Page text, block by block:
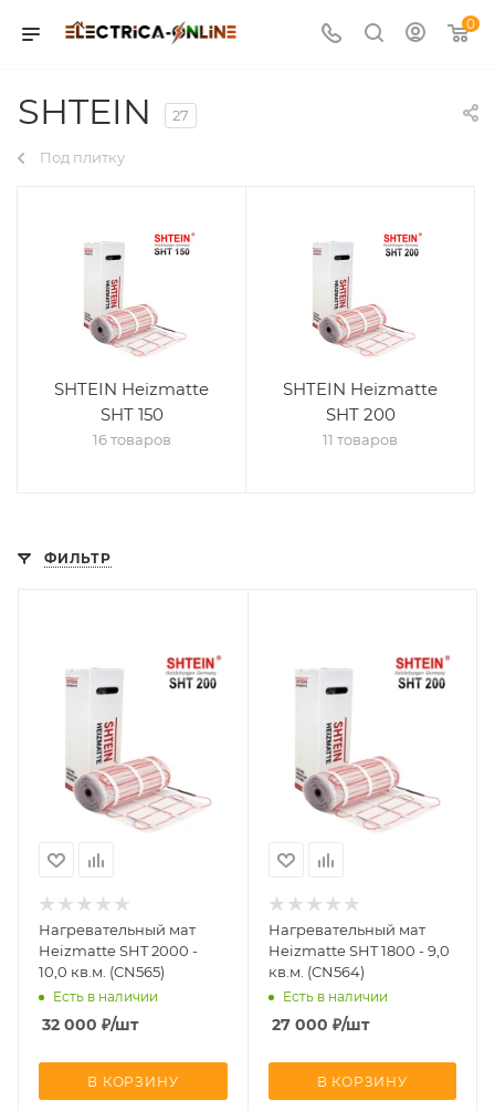
0
SHTEIN 27
Под плитку
SHTEIN Heizmatte
SHT 150
16 товаров
SHTEIN Heizmatte
SHT 200
11 товаров
ФИЛЬТР
Нагревательный мат
Heizmatte SHT 2000 -
10,0 кв.м. (CN565)
Есть в наличии
32 000 ₽/шт
В КОРЗИНУ
Нагревательный мат
Heizmatte SHT 1800 - 9,0
кв.м. (CN564)
Есть в наличии
27 000 ₽/шт
В КОРЗИНУ